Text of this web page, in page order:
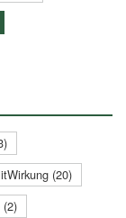
(20)
(2)